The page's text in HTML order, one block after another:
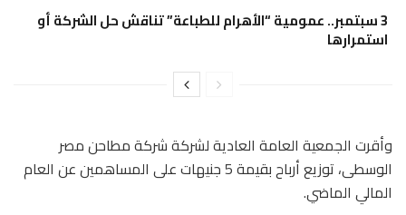
3 سبتمبر.. عمومية “الأهرام للطباعة” تناقش حل الشركة أو
استمرارها
وأقرت الجمعية العامة العادية لشركة شركة مطاحن مصر
الوسطى، توزيع أرباح بقيمة 5 جنيهات على المساهمين عن العام
المالي الماضي.